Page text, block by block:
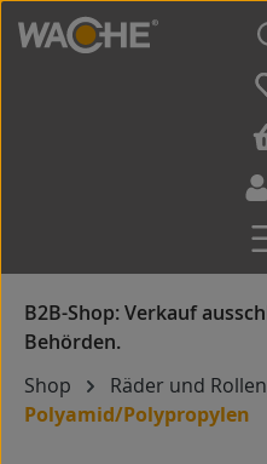
Zum Hauptinhalt springen
Shop
Räder und Rollen
Polyamid/Polypropylen